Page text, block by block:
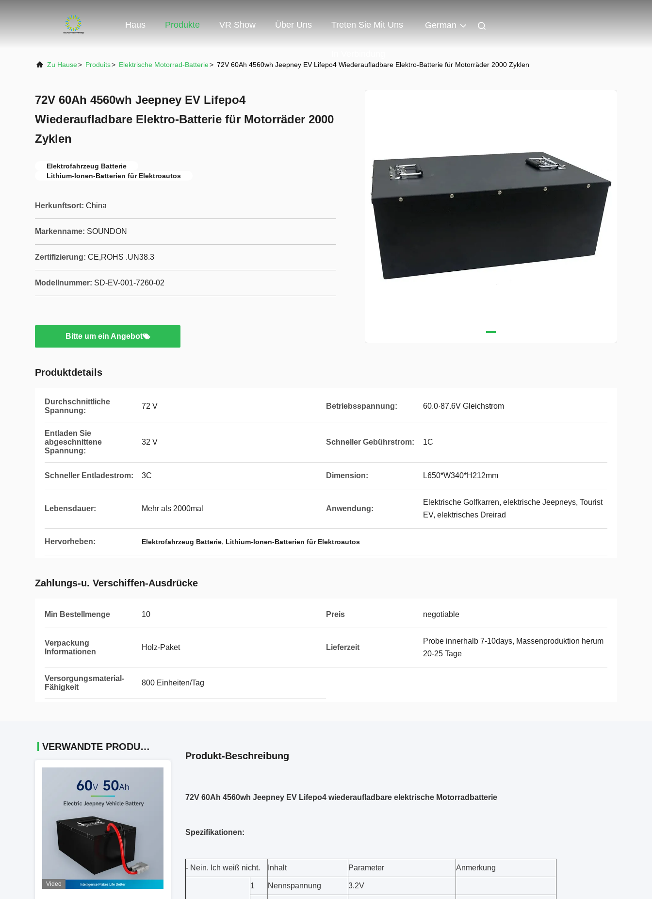
Haus Produkte VR Show Über Uns Treten Sie Mit Uns German
Zu Hause> Produits> Elektrische Motorrad-Batterie> 72V 60Ah 4560wh Jeepney EV Lifepo4 Wiederaufladbare Elektro-Batterie für Motorräder 2000 Zyklen
72V 60Ah 4560wh Jeepney EV Lifepo4
Wiederaufladbare Elektro-Batterie für Motorräder 2000
Zyklen
Elektrofahrzeug Batterie
Lithium-Ionen-Batterien für Elektroautos
Herkunftsort: China
Markenname: SOUNDON
Zertifizierung: CE,ROHS .UN38.3
Modellnummer: SD-EV-001-7260-02
Bitte um ein Angebot
Produktdetails
Durchschnittliche
Spannung:
72 V Betriebsspannung: 60.0·87.6V Gleichstrom
Entladen Sie
abgeschnittene
Spannung:
32 V Schneller Gebührstrom: 1C
Schneller Entladestrom: 3C Dimension: L650*W340*H212mm
Lebensdauer: Mehr als 2000mal Anwendung:
Elektrische Golfkarren, elektrische Jeepneys, Tourist
EV, elektrisches Dreirad
Hervorheben: Elektrofahrzeug Batterie, Lithium-Ionen-Batterien für Elektroautos
Zahlungs-u. Verschiffen-Ausdrücke
Min Bestellmenge 10 Preis negotiable
Verpackung
Informationen
Holz-Paket Lieferzeit
Probe innerhalb 7-10days, Massenproduktion herum
20-25 Tage
Versorgungsmaterial-
Fähigkeit
800 Einheiten/Tag
VERWANDTE PRODUKTE
Video
Produkt-Beschreibung
72V 60Ah 4560wh Jeepney EV Lifepo4 wiederaufladbare elektrische Motorradbatterie
Spezifikationen:
- Nein. Ich weiß nicht. Inhalt Parameter Anmerkung
1 Nennspannung 3.2V